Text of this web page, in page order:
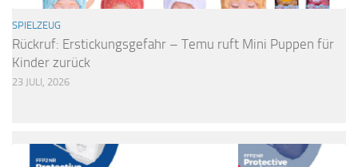
SPIELZEUG
Rückruf: Erstickungsgefahr – Temu ruft Mini Puppen für
Kinder zurück
23 JULI, 2026